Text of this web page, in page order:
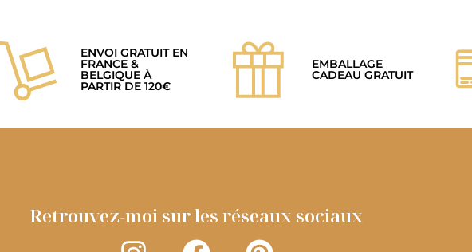
ENVOI GRATUIT EN
FRANCE &
BELGIQUE À
PARTIR DE 120€
EMBALLAGE
CADEAU GRATUIT
Retrouvez-moi sur les réseaux sociaux